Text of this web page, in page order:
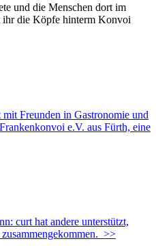
und die Menschen dort im
ihr die Köpfe hinterm Konvoi
Freunden in Gastronomie und
e.V. aus Fürth, eine
curt hat andere unterstützt,
>>